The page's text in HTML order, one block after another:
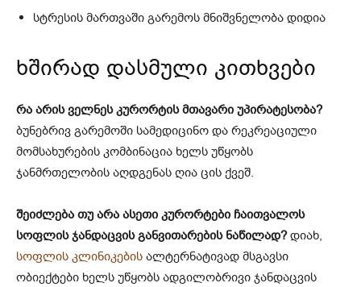
სტრესის მართვაში გარემოს მნიშვნელობა დიდია
ხშირად დასმული კითხვები
რა არის ველნეს კურორტის მთავარი უპირატესობა?
ბუნებრივ გარემოში სამედიცინო და რეკრეაციული
მომსახურების კომბინაცია ხელს უწყობს
ჯანმრთელობის აღდგენას ღია ცის ქვეშ.
შეიძლება თუ არა ასეთი კურორტები ჩაითვალოს
სოფლის ჯანდაცვის განვითარების ნაწილად?დიახ,
სოფლის კლინიკების ალტერნატივად მსგავსი
ობიექტები ხელს უწყობს ადგილობრივი ჯანდაცვის